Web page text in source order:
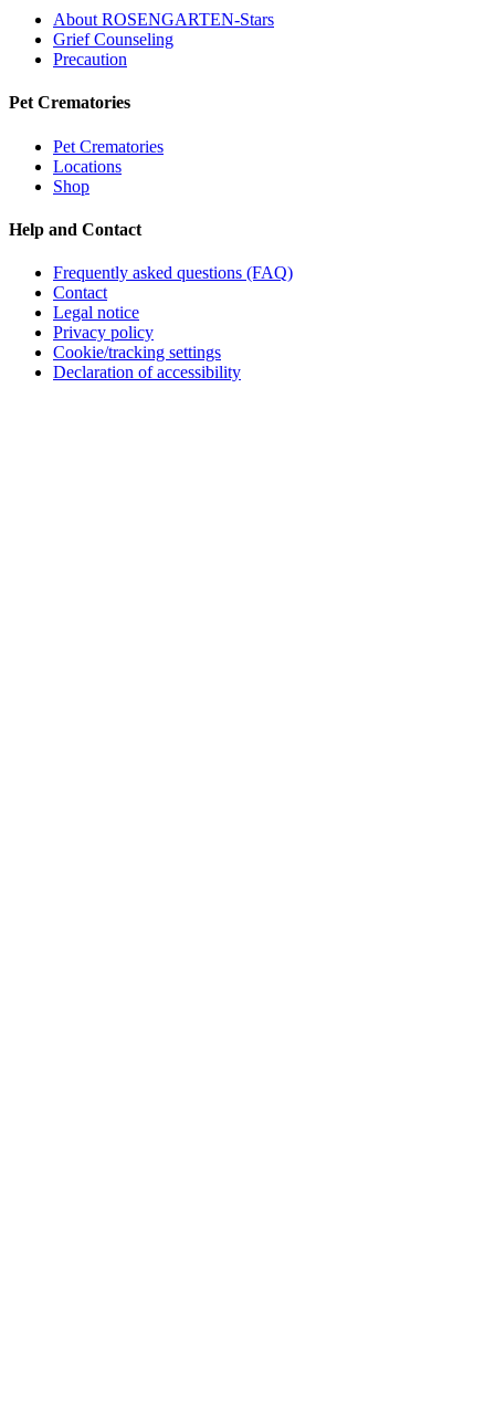
About ROSENGARTEN-Stars
Grief Counseling
Precaution
Pet Crematories
Pet Crematories
Locations
Shop
Help and Contact
Frequently asked questions (FAQ)
Contact
Legal notice
Privacy policy
Cookie/tracking settings
Declaration of accessibility